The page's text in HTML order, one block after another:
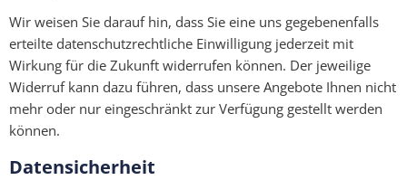
Wir weisen Sie darauf hin, dass Sie eine uns gegebenenfalls
erteilte datenschutzrechtliche Einwilligung jederzeit mit
Wirkung für die Zukunft widerrufen können. Der jeweilige
Widerruf kann dazu führen, dass unsere Angebote Ihnen nicht
mehr oder nur eingeschränkt zur Verfügung gestellt werden
können.
Datensicherheit